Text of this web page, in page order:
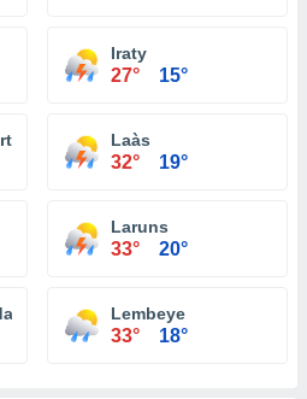
Iraty
27° 15°
Laàs
32° 19°
Laruns
33° 20°
Lembeye
33° 18°